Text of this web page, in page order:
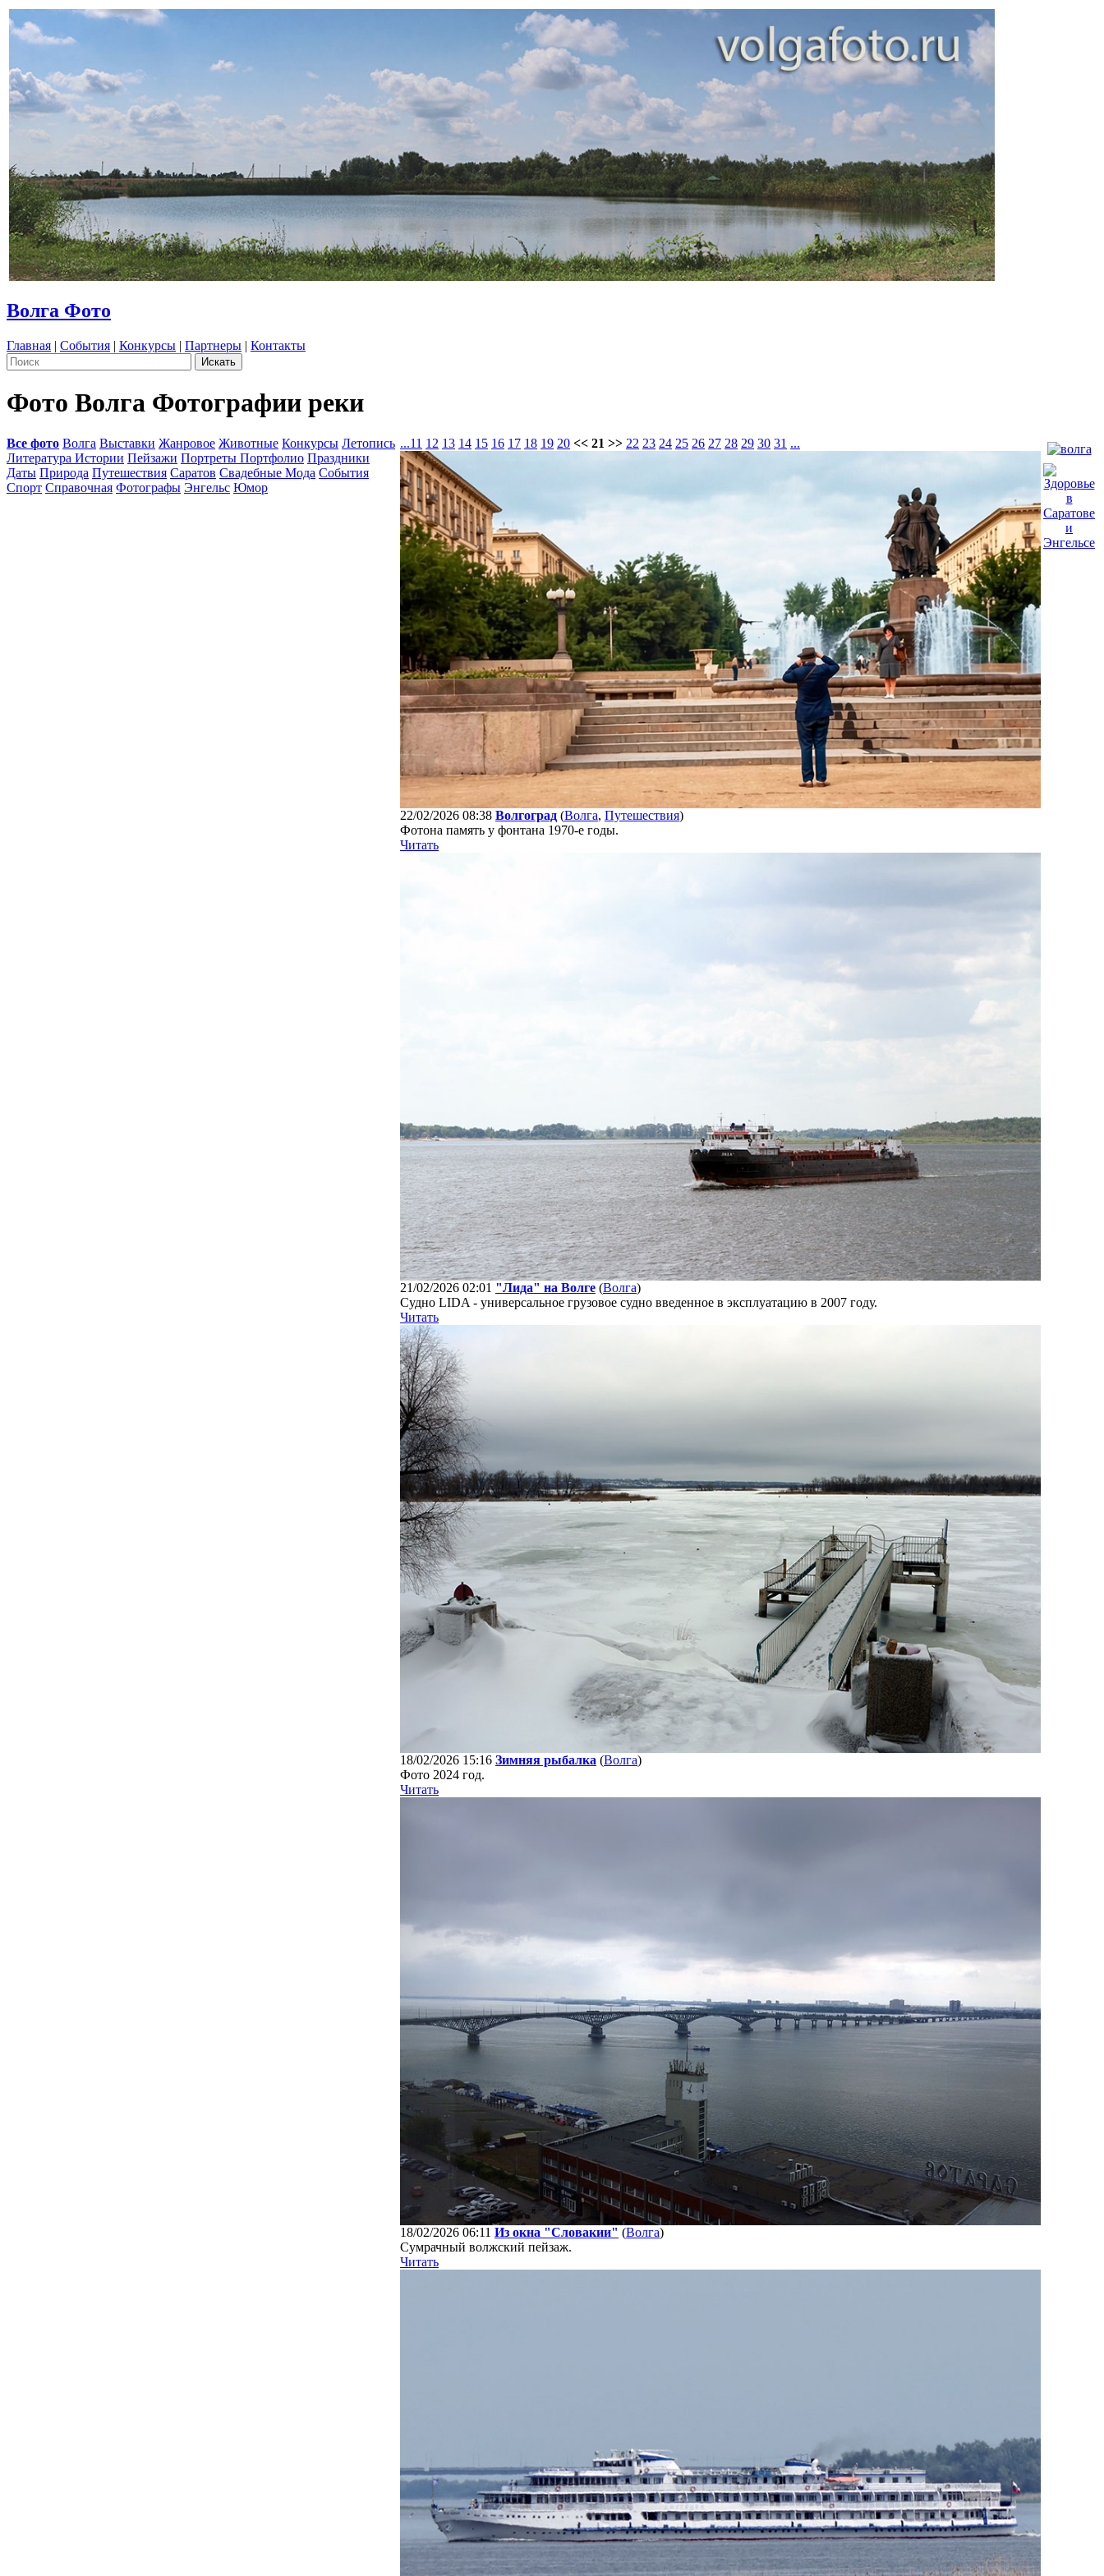
Волга Фото
Главная | События | Конкурсы | Партнеры | Контакты
Фото Волга Фотографии реки
Все фото Волга Выставки Жанровое Животные Конкурсы Летопись
Литература Истории Пейзажи Портреты Портфолио Праздники
Даты Природа Путешествия Саратов Свадебные Мода События
Спорт Справочная Фотографы Энгельс Юмор
...11 12 13 14 15 16 17 18 19 20 << 21 >> 22 23 24 25 26 27 28 29 30 31 ...
22/02/2026 08:38 Волгоград (Волга, Путешествия)
Фотона память у фонтана 1970-е годы.
Читать
21/02/2026 02:01 "Лида" на Волге (Волга)
Судно LIDA - универсальное грузовое судно введенное в эксплуатацию в 2007 году.
Читать
18/02/2026 15:16 Зимняя рыбалка (Волга)
Фото 2024 год.
Читать
18/02/2026 06:11 Из окна "Словакии" (Волга)
Сумрачный волжский пейзаж.
Читать